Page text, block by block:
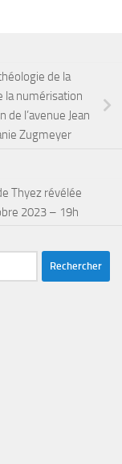
de la
la numérisation
l’avenue Jean
Zugmeyer
Thyez révélée
2023 – 19h